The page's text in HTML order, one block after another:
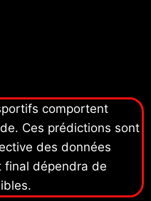
comportent
Ces prédictions sont
des données
final dépendra de